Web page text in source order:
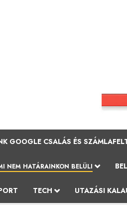
GOOGLE CSALÁS ÉS
NEM HATÁRAINKON BELÜLI
TECH UTAZÁSI